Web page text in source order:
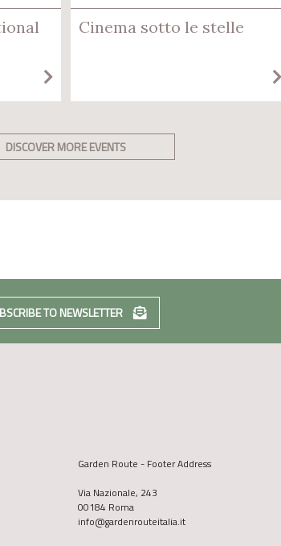
Cinema sotto le stelle
DISCOVER MORE EVENTS
TO NEWSLETTER
Garden Route - Footer Address
Via Nazionale, 243
00184 Roma
info@gardenrouteitalia.it